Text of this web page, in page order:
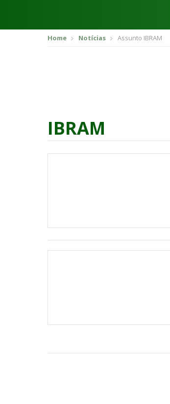
Home Notícias Assunto IBRAM
IBRAM